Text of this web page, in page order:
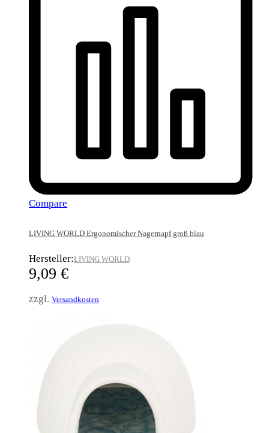
Compare
LIVING WORLD Ergonomischer Nagernapf groß blau
Hersteller:LIVING WORLD
9,09 €
zzgl. Versandkosten